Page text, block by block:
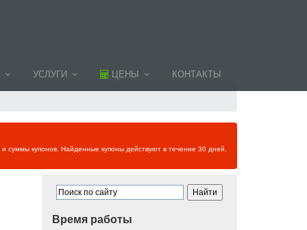
УСЛУГИ ЦЕНЫ КОНТАКТЫ
и суммы купонов. Найденные купоны действуют в течение 30 дней.
Время работы